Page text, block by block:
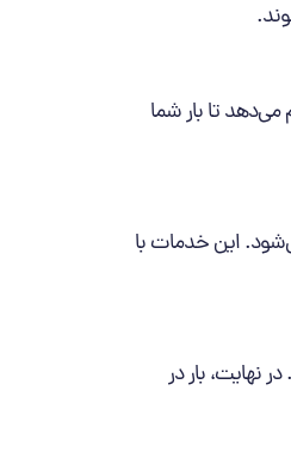
می‌دهد تا بار شما
این خدمات با
نهایت، بار در